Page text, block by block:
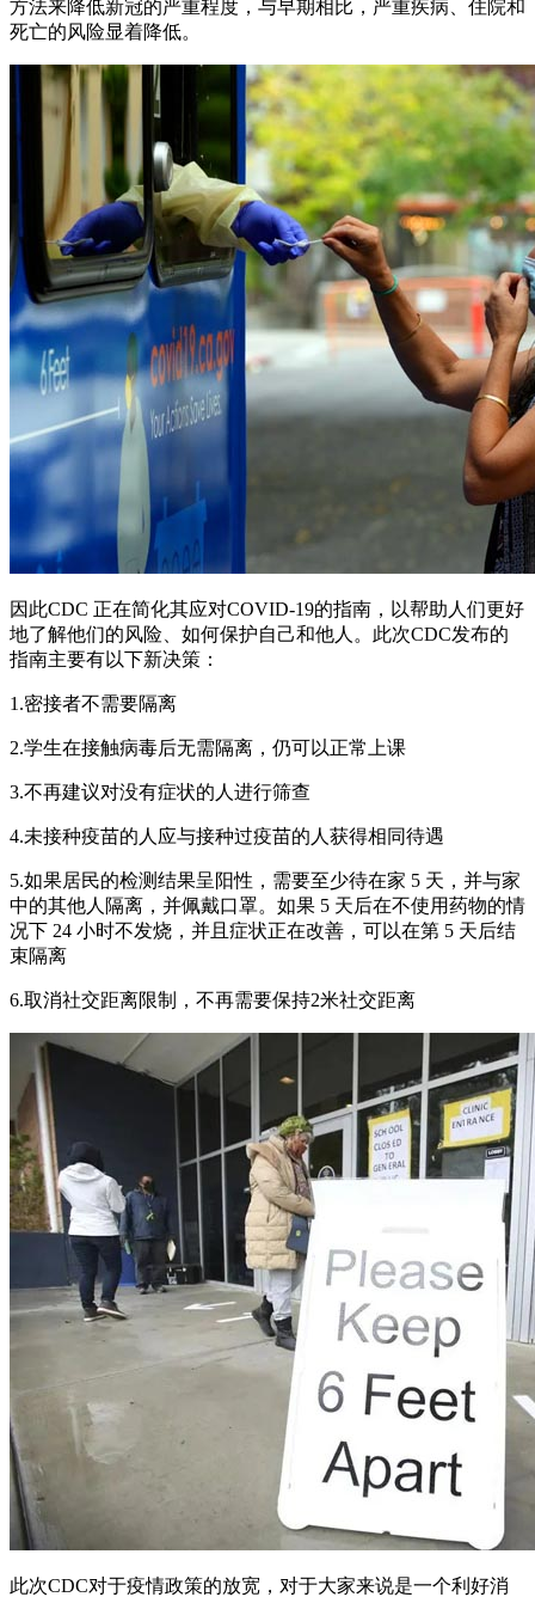
方法来降低新冠的严重程度，与早期相比，严重疾病、住院和
死亡的风险显着降低。
因此CDC 正在简化其应对COVID-19的指南，以帮助人们更好
地了解他们的风险、如何保护自己和他人。此次CDC发布的
指南主要有以下新决策：
1.密接者不需要隔离
2.学生在接触病毒后无需隔离，仍可以正常上课
3.不再建议对没有症状的人进行筛查
4.未接种疫苗的人应与接种过疫苗的人获得相同待遇
5.如果居民的检测结果呈阳性，需要至少待在家 5 天，并与家
中的其他人隔离，并佩戴口罩。如果 5 天后在不使用药物的情
况下 24 小时不发烧，并且症状正在改善，可以在第 5 天后结
束隔离
6.取消社交距离限制，不再需要保持2米社交距离
此次CDC对于疫情政策的放宽，对于大家来说是一个利好消